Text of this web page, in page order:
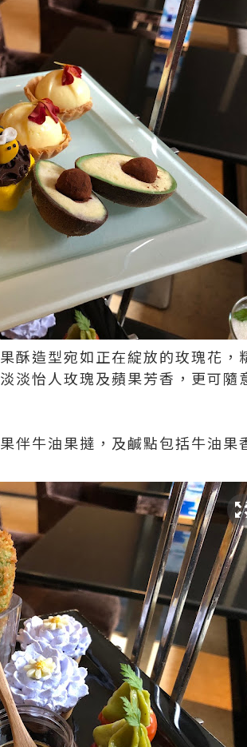
酥造型宛如正在綻放的玫瑰花，
淡怡人玫瑰及蘋果芳香，更可隨
伴牛油果撻，及鹹點包括牛油果